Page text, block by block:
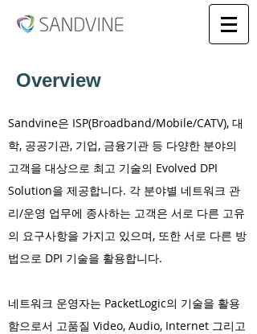
Overview
Sandvine은 ISP(Broadband/Mobile/CATV), 대
학, 공공기관, 기업, 금융기관 등 다양한 분야의
고객을 대상으로 최고 기술의 Evolved DPI
Solution을 제공합니다. 각 분야별 네트워크 관
리/운영 업무에 종사하는 고객은 서로 다른 고유
의 요구사항을 가지고 있으며, 또한 서로 다른 방
법으로 DPI 기술을 활용합니다.
네트워크 운영자는 PacketLogic의 기술을 활용
함으로서 고품질 Video, Audio, Internet 그리고